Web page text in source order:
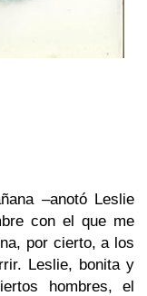
–anotó Leslie
con el que me
por cierto, a los
Leslie, bonita y
hombres, el